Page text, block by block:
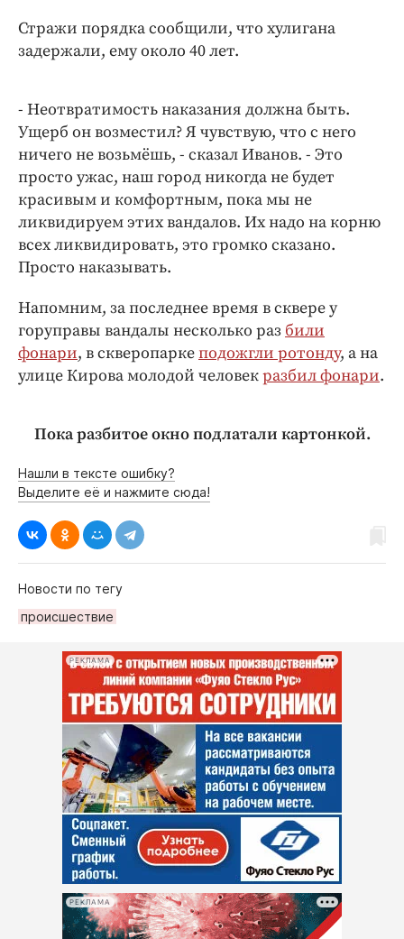
Стражи порядка сообщили, что хулигана
задержали, ему около 40 лет.
- Неотвратимость наказания должна быть.
Ущерб он возместил? Я чувствую, что с него
ничего не возьмёшь, - сказал Иванов. - Это
просто ужас, наш город никогда не будет
красивым и комфортным, пока мы не
ликвидируем этих вандалов. Их надо на корню
всех ликвидировать, это громко сказано.
Просто наказывать.
Напомним, за последнее время в сквере у
горуправы вандалы несколько раз били
фонари, в скверопаркеподожгли ротонду, а на
улице Кирова молодой человекразбил фонари.
Пока разбитое окно подлатали картонкой.
Нашли в тексте ошибку?
Выделите её и нажмите сюда!
Новости по тегу
происшествие
РЕКЛАМА
РЕКЛАМА